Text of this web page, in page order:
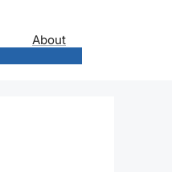
About